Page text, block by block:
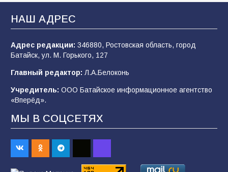
В Батайске продолжаются дорожные работы
107 04.08.2026
строительные профессии в ходе
спортивного праздника
90
«Слухами Москву не возьмёшь»: почему
заявления Киева о мобилизации — это
отчаяние, а не разведка
НАШ АДРЕС
Адрес редакции: 346880, Ростовская область, город
Батайск, ул. М. Горького, 127
Главный редактор: Л.А.Белоконь
Учредитель: ООО Батайское информационное агентство
«Вперёд».
МЫ В СОЦСЕТЯХ